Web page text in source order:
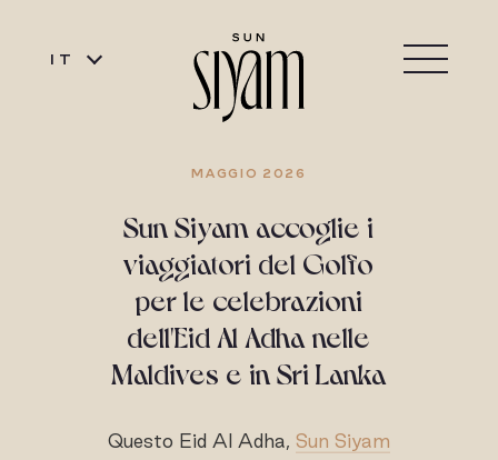
IT
MAGGIO 2026
Sun Siyam accoglie i
viaggiatori del Golfo
per le celebrazioni
dell'Eid Al Adha nelle
Maldives e in Sri Lanka
Questo Eid Al Adha, Sun Siyam